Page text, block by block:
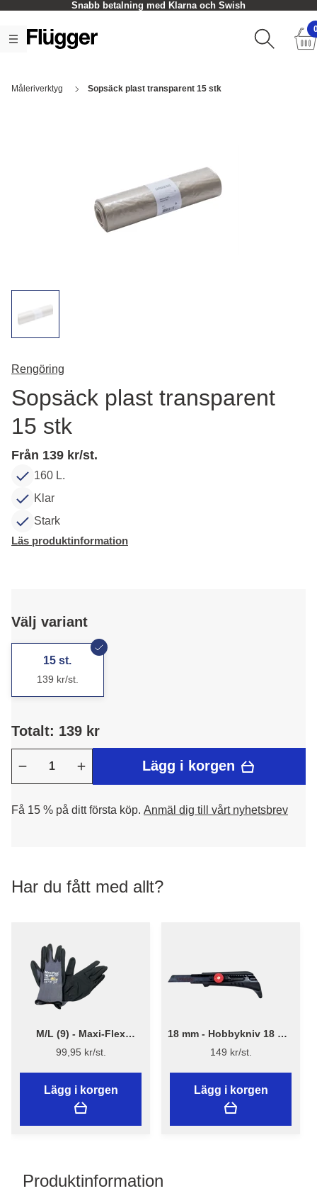
Snabb betalning med Klarna och Swish
Måleriverktyg Sopsäck plast transparent 15 stk
Rengöring
Sopsäck plast transparent
15 stk
Från 139 kr/st.
160 L.
Klar
Stark
Läs produktinformation
Välj variant
15 st.
139 kr/st.
Totalt: 139 kr
Lägg i korgen
Få 15 % på ditt första köp. Anmäl dig till vårt nyhetsbrev
Har du fått med allt?
M/L (9) - Maxi-Flex
handske model 42-874
99,95 kr/st.
Lägg i korgen
18 mm - Hobbykniv 18 mm
med skruvlås och
mattkrok.
149 kr/st.
Lägg i korgen
Produktinformation